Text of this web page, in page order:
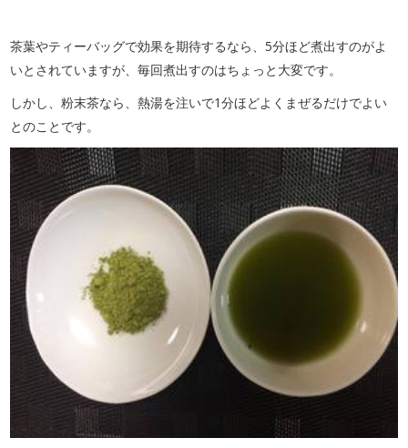
茶葉やティーバッグで効果を期待するなら、5分ほど煮出すのがよ
いとされていますが、毎回煮出すのはちょっと大変です。
しかし、粉末茶なら、熱湯を注いで1分ほどよくまぜるだけでよい
とのことです。